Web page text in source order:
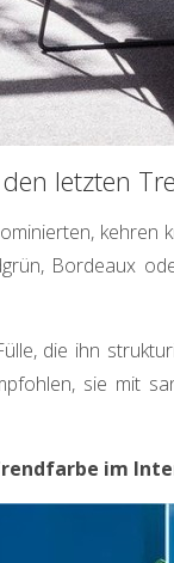
letzten
kehren
, Bordeaux
die ihn
sie mit
im